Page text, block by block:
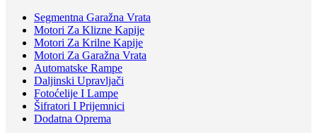
Segmentna Garažna Vrata
Motori Za Klizne Kapije
Motori Za Krilne Kapije
Motori Za Garažna Vrata
Automatske Rampe
Daljinski Upravljači
Fotoćelije I Lampe
Šifratori I Prijemnici
Dodatna Oprema